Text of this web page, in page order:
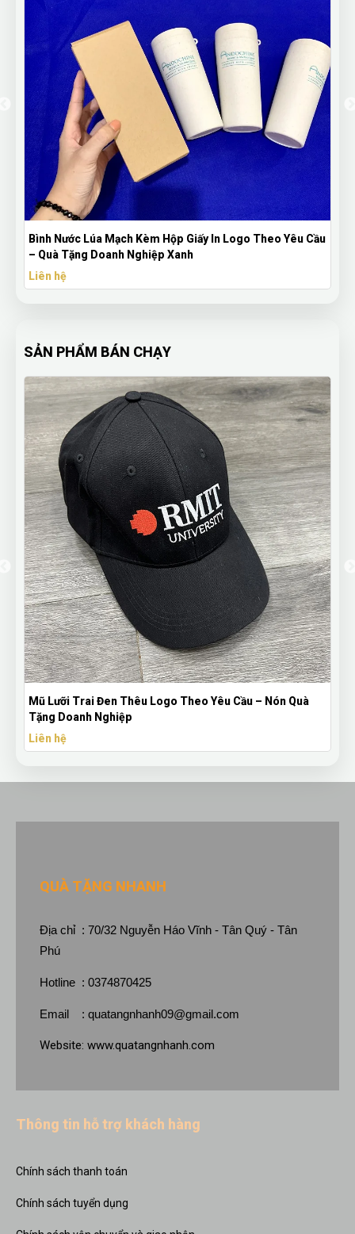
Bình Nước Lúa Mạch Kèm Hộp Giấy In Logo Theo Yêu Cầu
– Quà Tặng Doanh Nghiệp Xanh
Liên hệ
SẢN PHẨM BÁN CHẠY
Mũ Lưỡi Trai Đen Thêu Logo Theo Yêu Cầu – Nón Quà
Tặng Doanh Nghiệp
Liên hệ
QUÀ TẶNG NHANH
Địa chỉ : 70/32 Nguyễn Háo Vĩnh - Tân Quý - Tân
Phú
Hotline : 0374870425
Email : quatangnhanh09@gmail.com
Website: www.quatangnhanh.com
Thông tin hỗ trợ khách hàng
Chính sách thanh toán
Chính sách tuyển dụng